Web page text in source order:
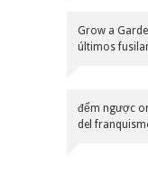
Grow a
últimos
đếm ngược
del